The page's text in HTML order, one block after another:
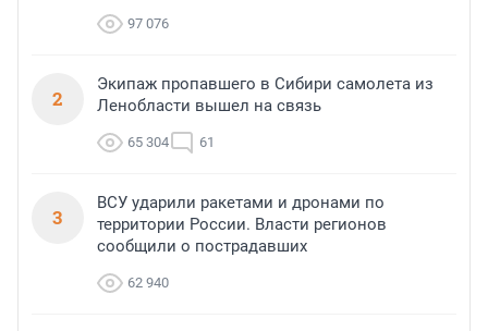
97 076
2
Экипаж пропавшего в Сибири самолета из
Ленобласти вышел на связь
65 304 61
3
ВСУ ударили ракетами и дронами по
территории России. Власти регионов
сообщили о пострадавших
62 940